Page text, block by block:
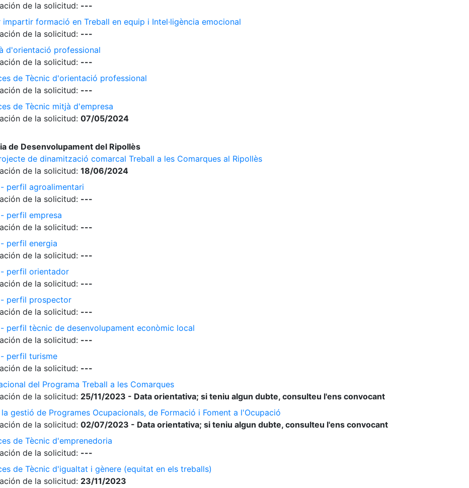
de la solicitud: ---
formació en Treball en equip i Intel·ligència emocional
de la solicitud: ---
d'orientació professional
de la solicitud: ---
de Tècnic d'orientació professional
de la solicitud: ---
de Tècnic mitjà d'empresa
de la solicitud: 07/05/2024
de Desenvolupament del Ripollès
de dinamització comarcal Treball a les Comarques al Ripollès
de la solicitud: 18/06/2024
perfil agroalimentari
de la solicitud: ---
perfil empresa
de la solicitud: ---
perfil energia
de la solicitud: ---
perfil orientador
de la solicitud: ---
- perfil prospector
de la solicitud: ---
perfil tècnic de desenvolupament econòmic local
de la solicitud: ---
perfil turisme
de la solicitud: ---
del Programa Treball a les Comarques
de la solicitud: 25/11/2023 - Data orientativa; si teniu algun dubte, consulteu l'ens convocant
gestió de Programes Ocupacionals, de Formació i Foment a l'Ocupació
de la solicitud: 02/07/2023 - Data orientativa; si teniu algun dubte, consulteu l'ens convocant
de Tècnic d'emprenedoria
de la solicitud: ---
de Tècnic d'igualtat i gènere (equitat en els treballs)
de la solicitud: 23/11/2023